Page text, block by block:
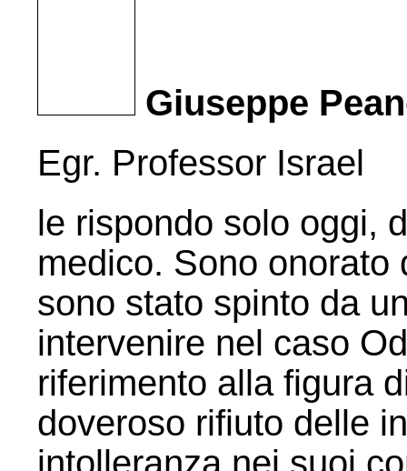
Giuseppe
Egr. Professor Israel
le rispondo solo oggi,
medico. Sono onorato
sono stato spinto da
intervenire nel caso
riferimento alla figura
doveroso rifiuto delle